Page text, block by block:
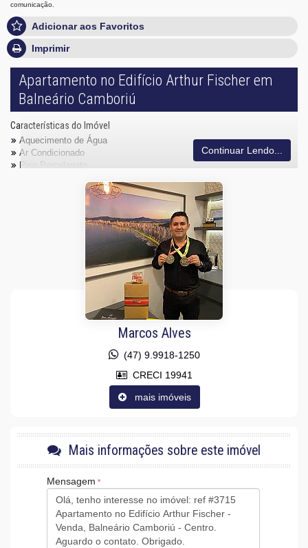
comunicação.
Adicionar aos Favoritos
Imprimir
Apartamento no Edifício Arthur Fischer em
Balneário Camboriú
Características do Imóvel
Aquecimento de Água
Ar Condicionado
Piso Porcelanato
Acabamento em Gesso
Móveis Planejados
Fechadura Eletrônica
Dependência de Empregada
Sacada com Churrasqueira
Características do Empreendimento
Espaço Gourmet
Espaço Fitness
Portaria 24h
Portão Eletrônico
Brinquedoteca
Piscina Infantil
Câmeras de Segurança
Gás Central
Continuar Lendo...
Marcos Alves
(47) 9.9918-1250
CRECI 19941
mais imóveis
Mais informações sobre este imóvel
Mensagem